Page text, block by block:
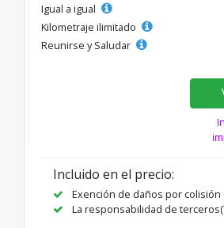
Igual a igual
Kilometraje ilimitado
Reunirse y Saludar
Incluido en el precio:
Exención de daños por colisión
La responsabilidad de